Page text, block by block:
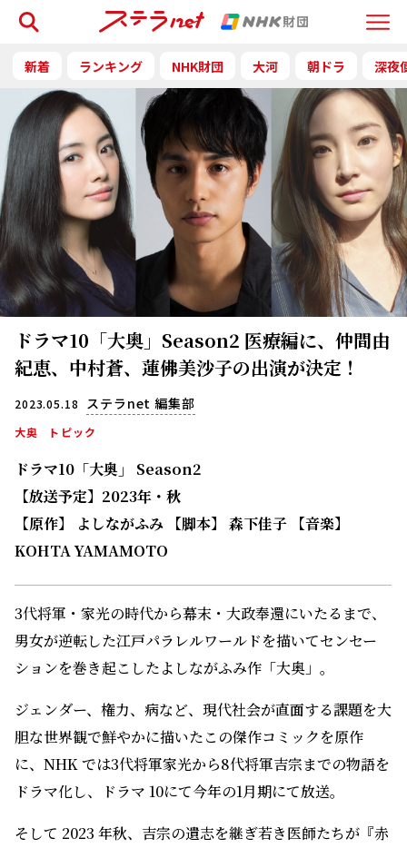
Menu
検索
新着 ランキング NHK財団 大河 朝ドラ 深夜
ドラマ10「大奥」Season2 医療編に、仲間由
紀恵、中村蒼、蓮佛美沙子の出演が決定！
2023.05.18 ステラnet 編集部
大奥 トピック
ドラマ10「大奥」 Season2
【放送予定】2023年・秋
【原作】 よしながふみ 【脚本】 森下佳子 【音楽】
KOHTA YAMAMOTO
3代将軍・家光の時代から幕末・大政奉還にいたるまで、
男女が逆転した江戸パラレルワールドを描いてセンセー
ションを巻き起こしたよしながふみ作「大奥」。
ジェンダー、権力、病など、現代社会が直面する課題を大
胆な世界観で鮮やかに描いたこの傑作コミックを原作
に、NHK では3代将軍家光から8代将軍吉宗までの物語を
ドラマ化し、ドラマ 10にて今年の1月期にて放送。
そして 2023 年秋、吉宗の遺志を継ぎ若き医師たちが『赤